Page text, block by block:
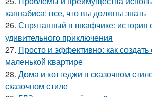
каннабиса: все, что вы должны знать
26. Спрятанный в шкафчике: история
удивительного приключения
27. Просто и эффективно: как
маленькой квартире
28. Дома и коттеджи в сказочном
сказочном стиле